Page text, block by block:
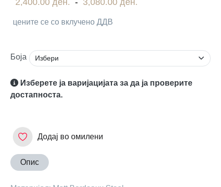
цените се со вклучено ДДВ
Боја
Изберете ја варијацијата за да ја проверите
достапноста.
Додај во омилени
Опис